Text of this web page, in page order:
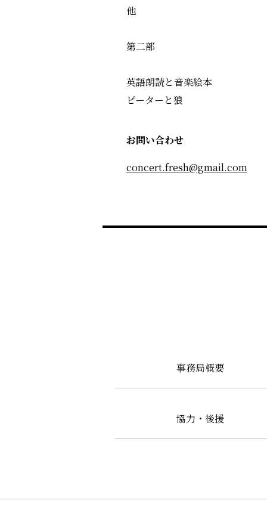
他
第二部
英語朗読と音楽絵本
ピーターと狼
お問い合わせ
concert.fresh@gmail.com
事務局概要
協力・後援